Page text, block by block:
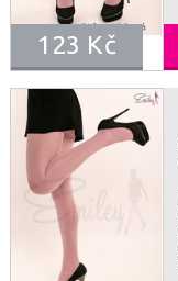
123 Kč